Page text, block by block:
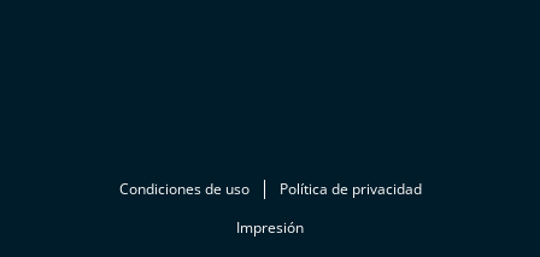
Condiciones de uso
Política de privacidad
Impresión